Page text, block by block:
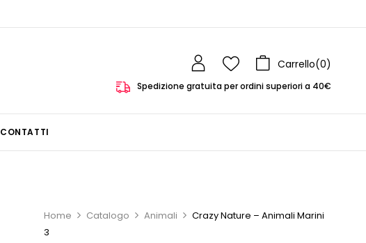
Carrello(0)
Spedizione gratuita per ordini superiori a 40€
CONTATTI
Home Catalogo Animali
Crazy Nature – Animali Marini
3